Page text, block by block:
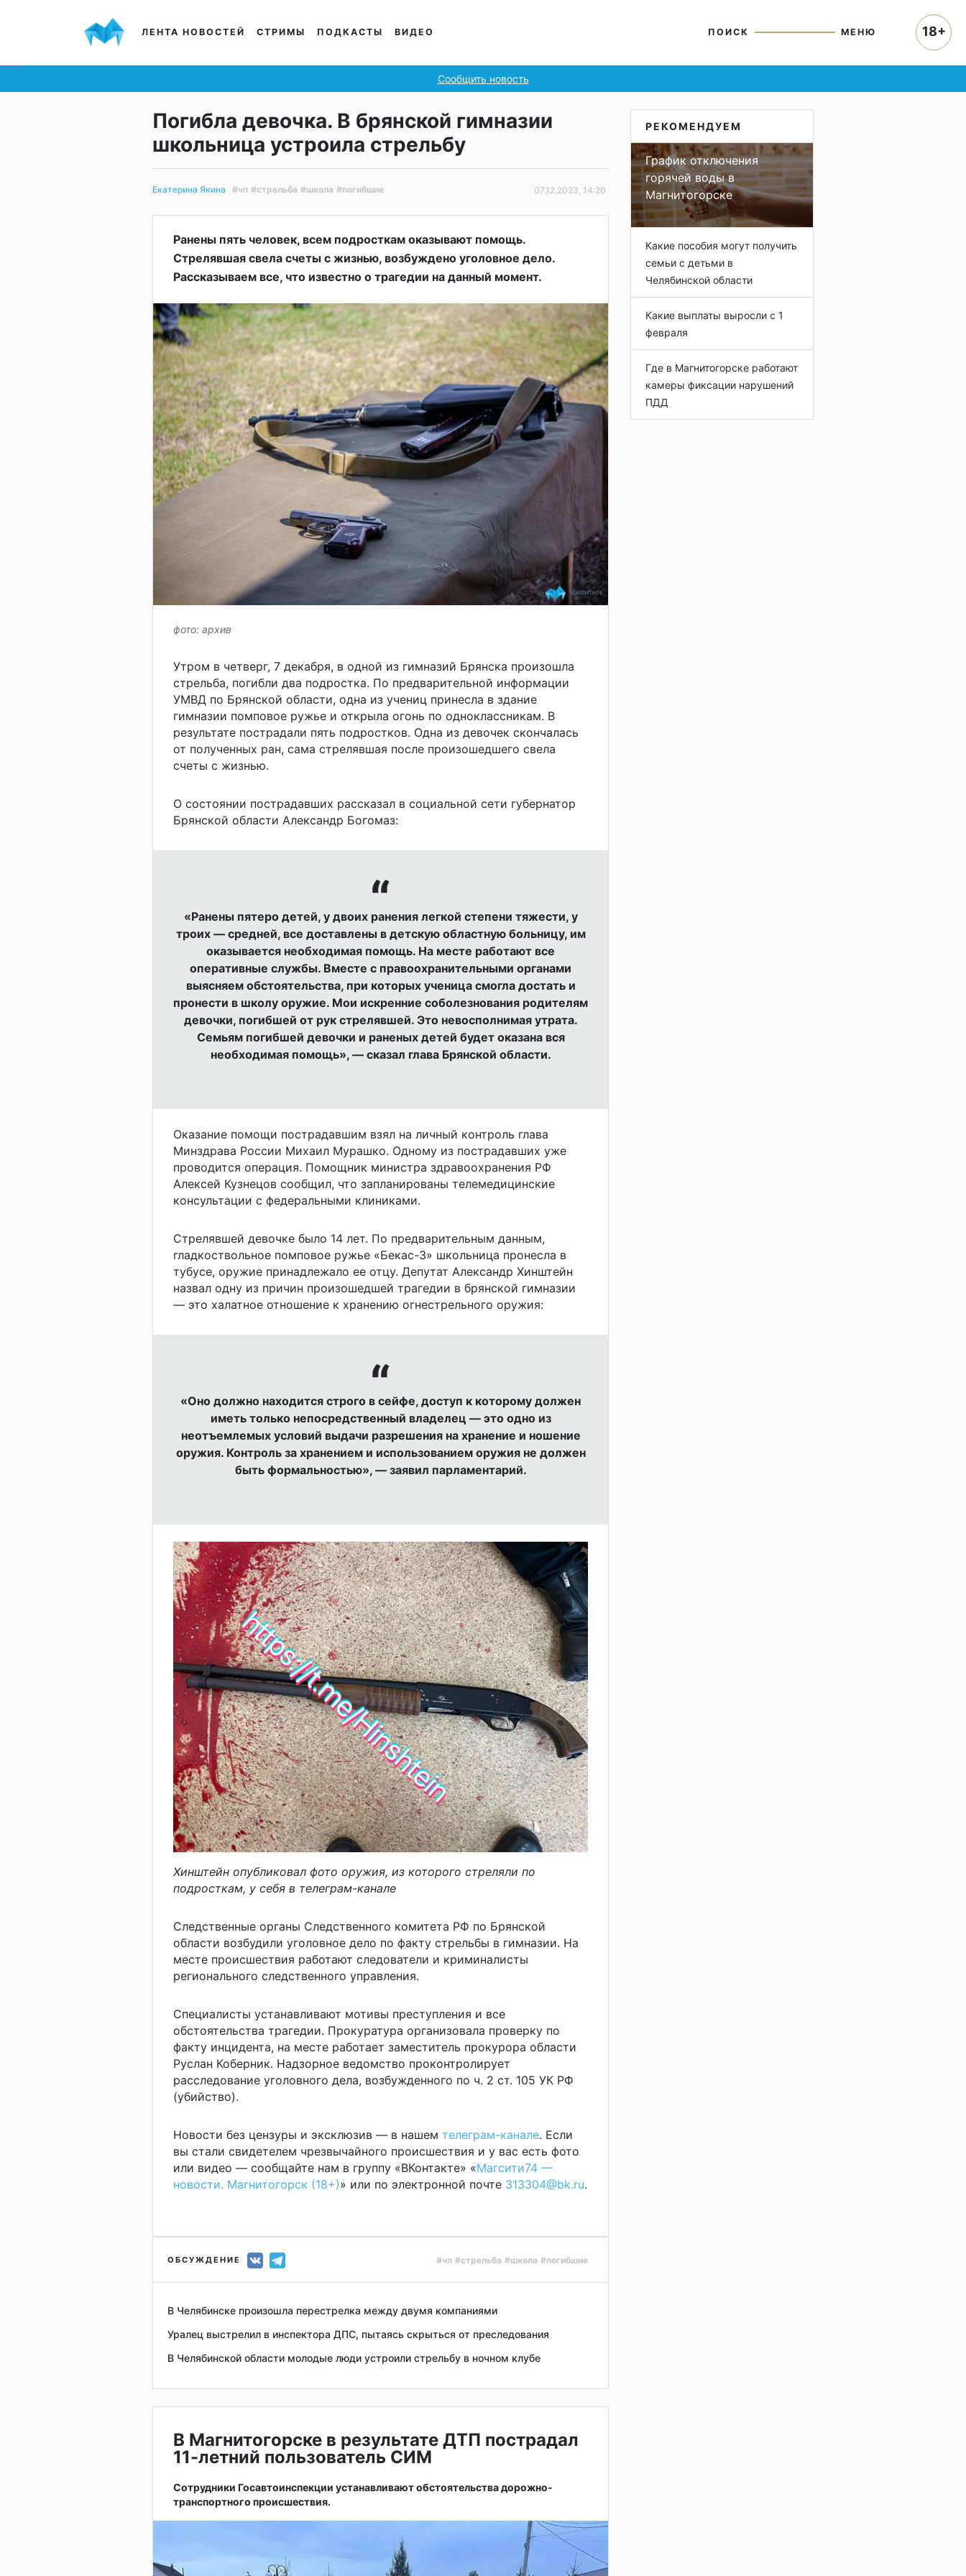
ЛЕНТА НОВОСТЕЙ СТРИМЫ ПОДКАСТЫ ВИДЕО ПОИСК МЕНЮ
Сообщить новость
Погибла девочка. В брянской гимназии
школьница устроила стрельбу
Екатерина Якина #чп #стрельба #школа #погибшие 07.12.2023, 14:20
Ранены пять человек, всем подросткам оказывают помощь.
Стрелявшая свела счеты с жизнью, возбуждено уголовное дело.
Рассказываем все, что известно о трагедии на данный момент.
фото: архив
Утром в четверг, 7 декабря, в одной из гимназий Брянска произошла
стрельба, погибли два подростка. По предварительной информации
УМВД по Брянской области, одна из учениц принесла в здание
гимназии помповое ружье и открыла огонь по одноклассникам. В
результате пострадали пять подростков. Одна из девочек скончалась
от полученных ран, сама стрелявшая после произошедшего свела
счеты с жизнью.
О состоянии пострадавших рассказал в социальной сети губернатор
Брянской области Александр Богомаз:
«Ранены пятеро детей, у двоих ранения легкой степени тяжести, у
троих — средней, все доставлены в детскую областную больницу, им
оказывается необходимая помощь. На месте работают все
оперативные службы. Вместе с правоохранительными органами
выясняем обстоятельства, при которых ученица смогла достать и
пронести в школу оружие. Мои искренние соболезнования родителям
девочки, погибшей от рук стрелявшей. Это невосполнимая утрата.
Семьям погибшей девочки и раненых детей будет оказана вся
необходимая помощь», — сказал глава Брянской области.
Оказание помощи пострадавшим взял на личный контроль глава
Минздрава России Михаил Мурашко. Одному из пострадавших уже
проводится операция. Помощник министра здравоохранения РФ
Алексей Кузнецов сообщил, что запланированы телемедицинские
консультации с федеральными клиниками.
Стрелявшей девочке было 14 лет. По предварительным данным,
гладкоствольное помповое ружье «Бекас-3» школьница пронесла в
тубусе, оружие принадлежало ее отцу. Депутат Александр Хинштейн
назвал одну из причин произошедшей трагедии в брянской гимназии
— это халатное отношение к хранению огнестрельного оружия:
«Оно должно находится строго в сейфе, доступ к которому должен
иметь только непосредственный владелец — это одно из
неотъемлемых условий выдачи разрешения на хранение и ношение
оружия. Контроль за хранением и использованием оружия не должен
быть формальностью», — заявил парламентарий.
Хинштейн опубликовал фото оружия, из которого стреляли по
подросткам, у себя в телеграм-канале
Следственные органы Следственного комитета РФ по Брянской
области возбудили уголовное дело по факту стрельбы в гимназии. На
месте происшествия работают следователи и криминалисты
регионального следственного управления.
Специалисты устанавливают мотивы преступления и все
обстоятельства трагедии. Прокуратура организовала проверку по
факту инцидента, на месте работает заместитель прокурора области
Руслан Коберник. Надзорное ведомство проконтролирует
расследование уголовного дела, возбужденного по ч. 2 ст. 105 УК РФ
(убийство).
Новости без цензуры и эксклюзив — в нашем телеграм-канале. Если
вы стали свидетелем чрезвычайного происшествия и у вас есть фото
или видео — сообщайте нам в группу «ВКонтакте» «Магсити74 —
новости. Магнитогорск (18+)» или по электронной почте 313304@bk.ru.
ОБСУЖДЕНИЕ #чп #стрельба #школа #погибшие
В Челябинске произошла перестрелка между двумя компаниями
Уралец выстрелил в инспектора ДПС, пытаясь скрыться от преследования
В Челябинской области молодые люди устроили стрельбу в ночном клубе
В Магнитогорске в результате ДТП пострадал
11-летний пользователь СИМ
Сотрудники Госавтоинспекции устанавливают обстоятельства дорожно-
транспортного происшествия.
РЕКОМЕНДУЕМ
График отключения
горячей воды в
Магнитогорске
Какие пособия могут получить
семьи с детьми в
Челябинской области
Какие выплаты выросли с 1
февраля
Где в Магнитогорске работают
камеры фиксации нарушений
ПДД
18+